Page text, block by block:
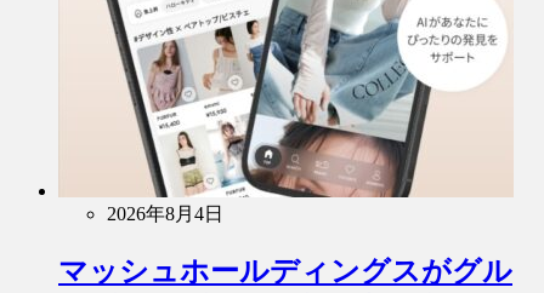
2026年8月4日
マッシュホールディングスがグル